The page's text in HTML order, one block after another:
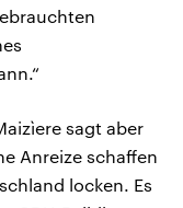
sagt aber
Anreize schaffen
locken. Es